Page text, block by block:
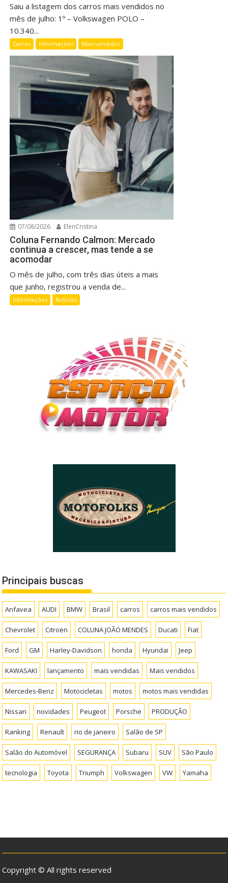
Saiu a listagem dos carros mais vendidos no
mês de julho: 1º – Volkswagen POLO –
10.340...
Carros Informações Mais vendidos
07/08/2026 ElenCristina
Coluna Fernando Calmon: Mercado
continua a crescer, mas tende a se
acomodar
O mês de julho, com três dias úteis a mais
que junho, registrou a venda de...
Informações Notícias
Principais buscas
Anfavea AUDI BMW Brasil carros carros mais vendidos
Chevrolet Citroën COLUNA JOÃO MENDES Ducati Fiat
Ford GM Harley-Davidson honda Hyundai Jeep
KAWASAKI lançamento mais vendidas Mais vendidos
Mercedes-Benz Motocicletas motos motos mais vendidas
Nissan novidades Peugeot Porsche PRODUÇÃO
Ranking Renault rio de janeiro Salão de SP
Salão do Automóvel SEGURANÇA Subaru SUV São Paulo
tecnologia Toyota Triumph Volkswagen VW Yamaha
Copyright © All rights reserved